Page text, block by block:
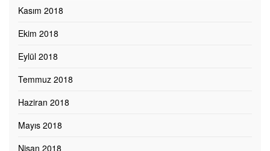
Kasım 2018
Ekim 2018
Eylül 2018
Temmuz 2018
Haziran 2018
Mayıs 2018
Nisan 2018